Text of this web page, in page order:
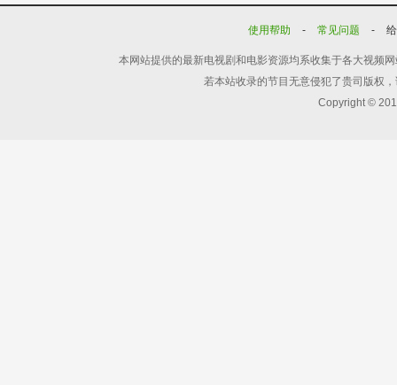
使用帮助 - 常见问题 -
本网站提供的最新电视剧和电影资源均系收集于各大视频
若本站收录的节目无意侵犯了贵司版权
Copyright ©